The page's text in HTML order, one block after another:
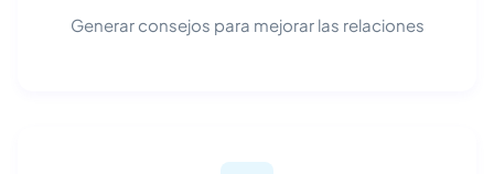
Generar consejos para mejorar las relaciones